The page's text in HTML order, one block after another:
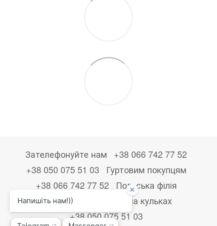
Зателефонуйте нам
+38 066 742 77 52
+38 050 075 51 03
Гуртовим покупцям
+38 066 742 77 52
Польська філія
+48533867723
Друк на кульках
+38 050 075 51 03